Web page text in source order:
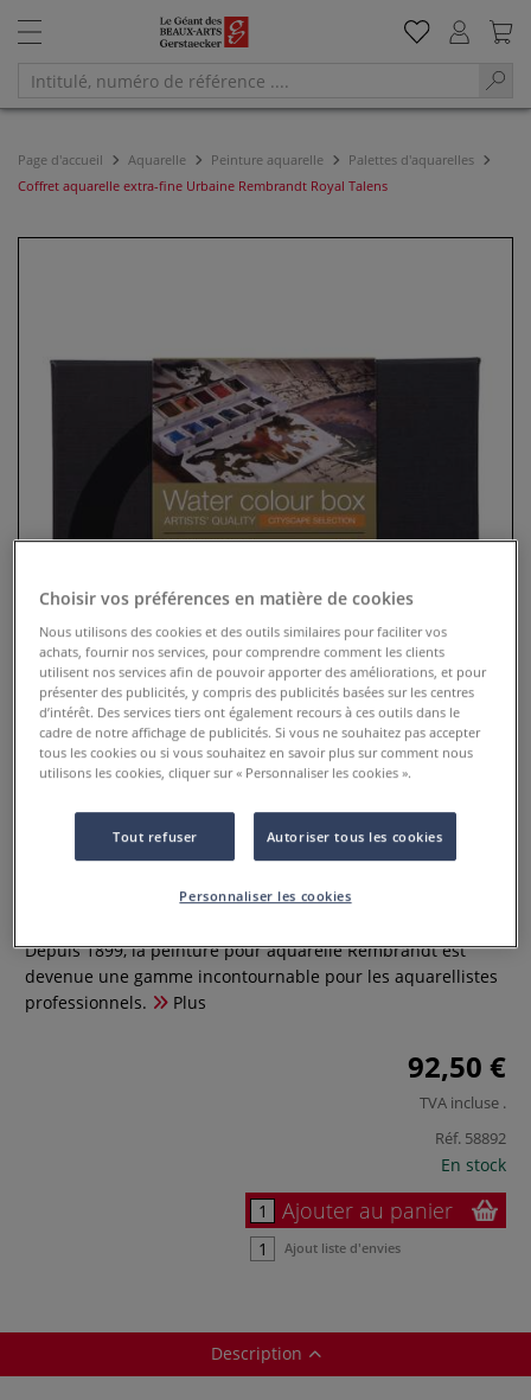
Page d'accueil Aquarelle Peinture aquarelle
Palettes d'aquarelles
Coffret aquarelle extra-fine Urbaine Rembrandt Royal Talens
Coffret aquarelle extra-fine
Urbaine Rembrandt Royal Talens
0 Commentaires
Depuis 1899, la peinture pour aquarelle Rembrandt est
devenue une gamme incontournable pour les aquarellistes
professionnels.
Plus
92,50 €
TVA incluse .
Réf. 58892
En stock
Ajouter au panier
Ajout liste d'envies
Description
Choisir vos préférences en matière de cookies
Nous utilisons des cookies et des outils similaires pour faciliter vos
achats, fournir nos services, pour comprendre comment les clients
utilisent nos services afin de pouvoir apporter des améliorations, et pour
présenter des publicités, y compris des publicités basées sur les centres
d’intérêt. Des services tiers ont également recours à ces outils dans le
cadre de notre affichage de publicités. Si vous ne souhaitez pas accepter
tous les cookies ou si vous souhaitez en savoir plus sur comment nous
utilisons les cookies, cliquer sur « Personnaliser les cookies ».
Tout refuser Autoriser tous les cookies
Personnaliser les cookies